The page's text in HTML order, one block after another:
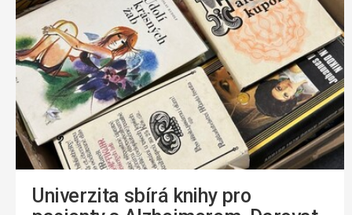
Univerzita sbírá knihy pro